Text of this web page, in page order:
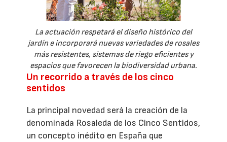
La actuación respetará el diseño histórico del
jardín e incorporará nuevas variedades de rosales
más resistentes, sistemas de riego eficientes y
espacios que favorecen la biodiversidad urbana.
Un recorrido a través de los cinco
sentidos
La principal novedad será la creación de la
denominada Rosaleda de los Cinco Sentidos,
un concepto inédito en España que